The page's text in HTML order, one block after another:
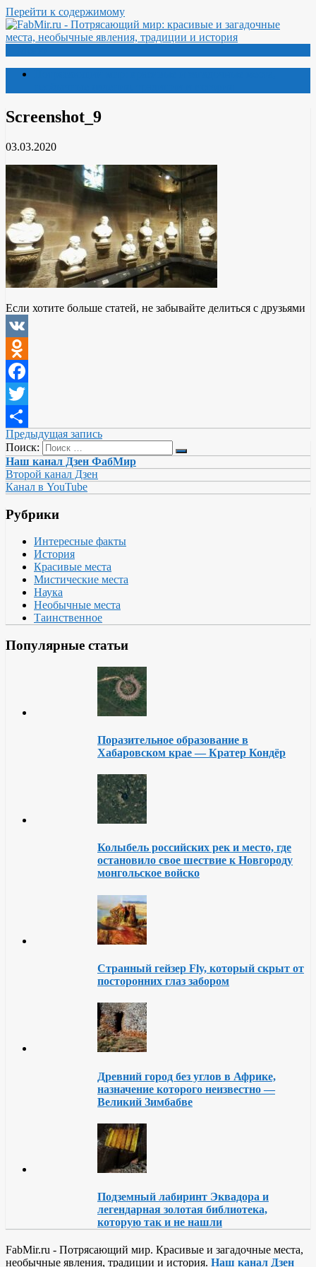
Перейти к содержимому
Screenshot_9
03.03.2020
Если хотите больше статей, не забывайте делиться с друзьями
VK
Odnoklassniki
Facebook
Twitter
Отправить
Предыдущая запись
Поиск:
Наш канал Дзен ФабМир
Второй канал Дзен
Канал в YouTube
Рубрики
Интересные факты
История
Красивые места
Мистические места
Наука
Необычные места
Таинственное
Популярные статьи
Поразительное образование в
Хабаровском крае — Кратер Кондёр
Колыбель российских рек и место, где
остановило свое шествие к Новгороду
монгольское войско
Странный гейзер Fly, который скрыт от
посторонних глаз забором
Древний город без углов в Африке,
назначение которого неизвестно —
Великий Зимбабве
Подземный лабиринт Эквадора и
легендарная золотая библиотека,
которую так и не нашли
FabMir.ru - Потрясающий мир. Красивые и загадочные места,
необычные явления, традиции и история. Наш канал Дзен